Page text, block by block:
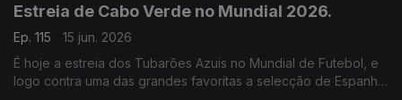
Estreia de Cabo Verde no Mundial 2026.
Ep. 115
15 jun. 2026
É hoje a estreia dos Tubarões Azuis no Mundial de Futebol, e
logo contra uma das grandes favoritas a selecção de Espanha.